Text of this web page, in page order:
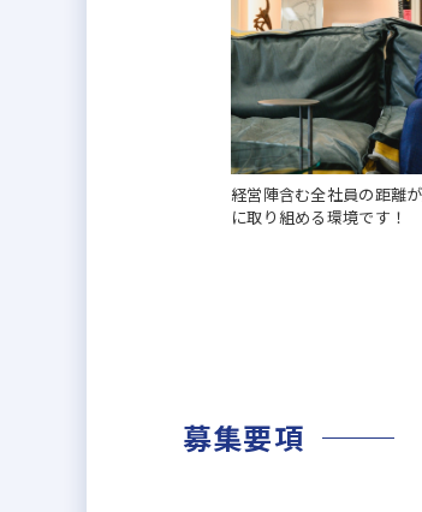
経営陣含む全社員の距離
に取り組める環境です！
募集要項